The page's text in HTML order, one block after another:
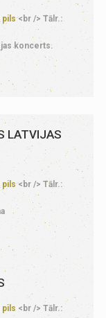
pils<br /> Tālr.:
koncerts.
LATVIJAS
pils<br /> Tālr.:
pils <br /> Tālr.: